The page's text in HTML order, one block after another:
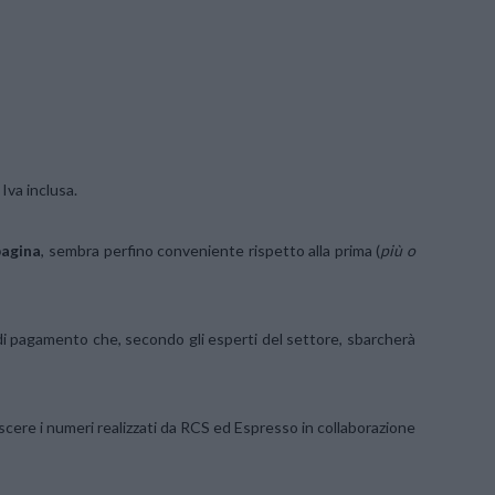
inclusa.
, sembra perfino conveniente rispetto alla prima (più o
che, secondo gli esperti del settore, sbarcherà
i numeri realizzati da RCS ed Espresso in collaborazione